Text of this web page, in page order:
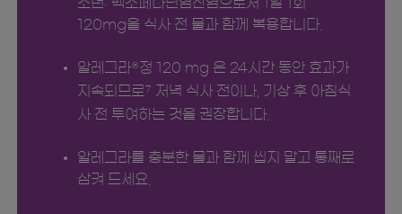
소년: 펙소페나딘염산염으로서 1일 1회
120mg을 식사 전 물과 함께 복용합니다.
알레그라® 정 120 mg 은 24시간 동안 효과가
지속되므로 7
저녁 식사 전이나, 기상 후 아침식
사 전 투여하는 것을 권장합니다.
알레그라를 충분한 물과 함께 씹지 말고 통째로
삼켜 드세요.